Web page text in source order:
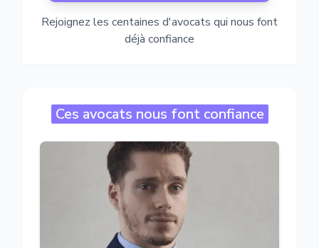
Rejoignez les centaines d'avocats qui nous font
déjà confiance
Ces avocats nous font confiance